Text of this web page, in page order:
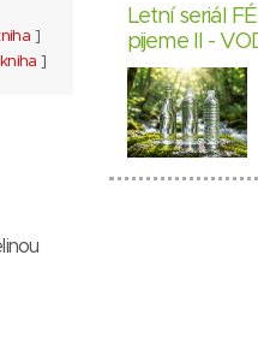
]
kniha ]
Letní seriál
pijeme II -